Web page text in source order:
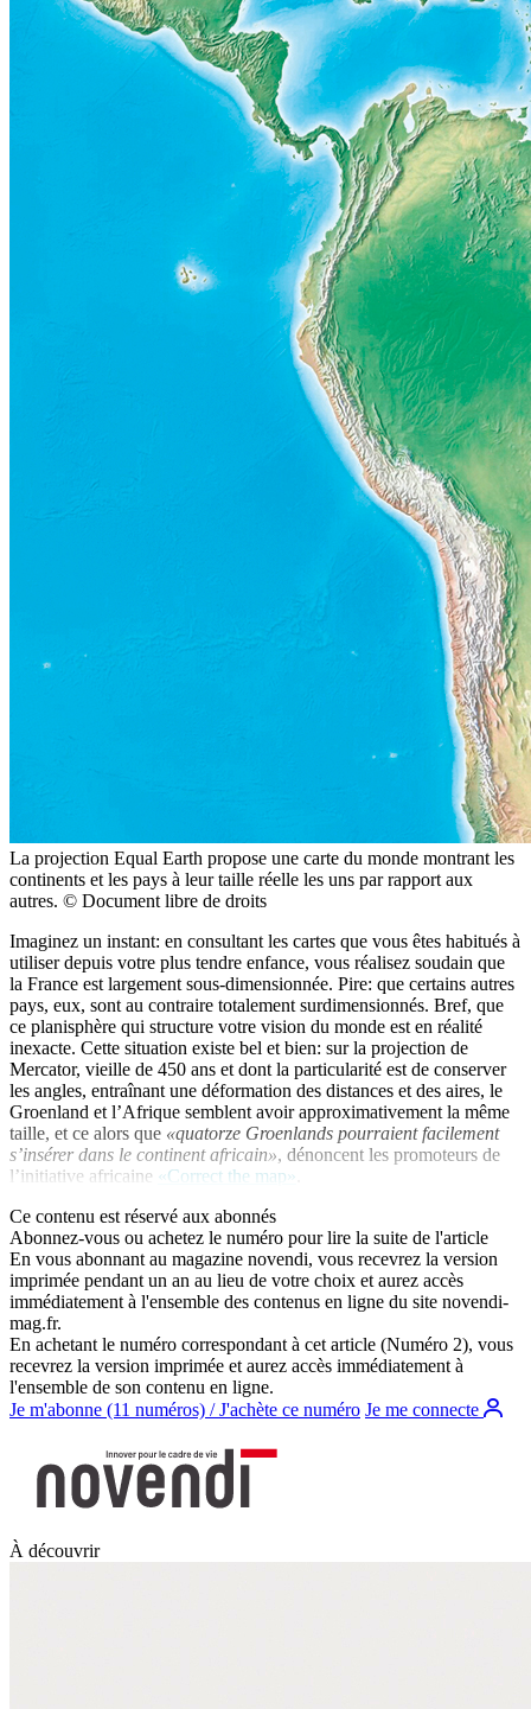
La projection Equal Earth propose une carte du monde montrant les
continents et les pays à leur taille réelle les uns par rapport aux
autres. © Document libre de droits
Imaginez un instant: en consultant les cartes que vous êtes habitués à
utiliser depuis votre plus tendre enfance, vous réalisez soudain que
la France est largement sous-dimensionnée. Pire: que certains autres
pays, eux, sont au contraire totalement surdimensionnés. Bref, que
ce planisphère qui structure votre vision du monde est en réalité
inexacte. Cette situation existe bel et bien: sur la projection de
Mercator, vieille de 450 ans et dont la particularité est de conserver
les angles, entraînant une déformation des distances et des aires, le
Groenland et l’Afrique semblent avoir approximativement la même
taille, et ce alors que «quatorze Groenlands pourraient facilement
s’insérer dans le continent africain», dénoncent les promoteurs de
l’initiative africaine «Correct the map»
Ce contenu est réservé aux abonnés
Abonnez-vous ou achetez le numéro pour lire la suite de l'article
En vous abonnant au magazine novendi, vous recevrez la version
imprimée pendant un an au lieu de votre choix et aurez accès
immédiatement à l'ensemble des contenus en ligne du site novendi-
mag.fr.
En achetant le numéro correspondant à cet article (Numéro 2), vous
recevrez la version imprimée et aurez accès immédiatement à
l'ensemble de son contenu en ligne.
Je m'abonne (11 numéros) / J'achète ce numéro Je me connecte
À découvrir